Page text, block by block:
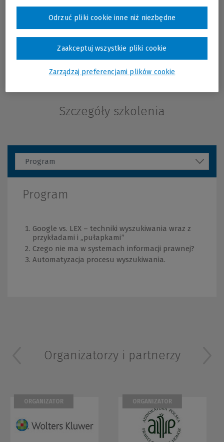
techniki wyszukiwania wraz z przykładami
instrukcji wyszukiwawczych, wskazane zostaną
braki w zawartości poszczególnych baz z
informacją prawną oraz omówione zostaną
narzędzia do automatyzacji procesu
wyszukiwania.
Więcej
Szczegóły szkolenia
Program
Program
Google vs. LEX – techniki wyszukiwania wraz z
przykładami i „pułapkami”
Czego nie ma w systemach informacji prawnej?
Automatyzacja procesu wyszukiwania.
Organizatorzy i partnerzy
ORGANIZATOR ORGANIZATOR
Zarządzaj preferencjami plików cookie
Odrzuć pliki cookie inne niż niezbędne
Zaakceptuj wszystkie pliki cookie